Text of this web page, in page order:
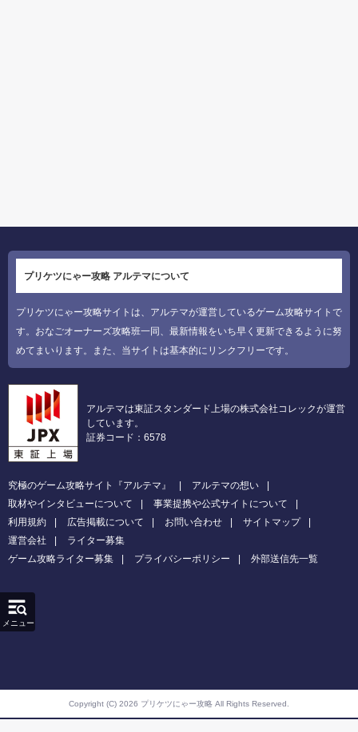
プリケツにゃー攻略 アルテマについて
プリケツにゃー攻略サイトは、アルテマが運営しているゲーム攻略サイトで
す。おなごオーナーズ攻略班一同、最新情報をいち早く更新できるように努
めてまいります。また、当サイトは基本的にリンクフリーです。
アルテマは東証スタンダード上場の株式会社コレックが運営
しています。
証券コード：6578
究極のゲーム攻略サイト『アルテマ』
アルテマの想い
取材やインタビューについて
事業提携や公式サイトについて
利用規約
広告掲載について お問い合わせ
サイトマップ
運営会社
ライター募集
ゲーム攻略ライター募集
プライバシーポリシー 外部送信先一覧
Copyright (C) 2026 プリケツにゃー攻略 All Rights Reserved.
メニュー